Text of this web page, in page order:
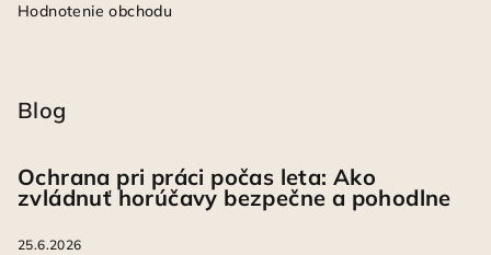
Hodnotenie obchodu
Blog
Ochrana pri práci počas leta: Ako
zvládnuť horúčavy bezpečne a pohodlne
25.6.2026